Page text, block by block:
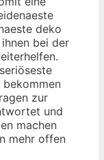
deko
bei der
zur
und
machen
mehr offen